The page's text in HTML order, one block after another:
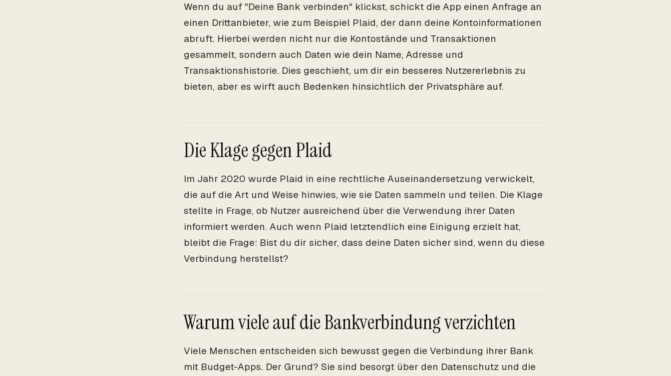
Wenn du auf "Deine Bank verbinden" klickst, schickt die App einen Anfrage an
einen Drittanbieter, wie zum Beispiel Plaid, der dann deine Kontoinformationen
abruft. Hierbei werden nicht nur die Kontostände und Transaktionen
gesammelt, sondern auch Daten wie dein Name, Adresse und
Transaktionshistorie. Dies geschieht, um dir ein besseres Nutzererlebnis zu
bieten, aber es wirft auch Bedenken hinsichtlich der Privatsphäre auf.
Die Klage gegen Plaid
Im Jahr 2020 wurde Plaid in eine rechtliche Auseinandersetzung verwickelt,
die auf die Art und Weise hinwies, wie sie Daten sammeln und teilen. Die Klage
stellte in Frage, ob Nutzer ausreichend über die Verwendung ihrer Daten
informiert werden. Auch wenn Plaid letztendlich eine Einigung erzielt hat,
bleibt die Frage: Bist du dir sicher, dass deine Daten sicher sind, wenn du diese
Verbindung herstellst?
Warum viele auf die Bankverbindung verzichten
Viele Menschen entscheiden sich bewusst gegen die Verbindung ihrer Bank
mit Budget-Apps. Der Grund? Sie sind besorgt über den Datenschutz und die